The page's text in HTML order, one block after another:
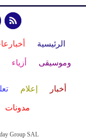
الرئيسية
وموسيقى أزياء
أخبار إعلام
مدونات
Group SAL